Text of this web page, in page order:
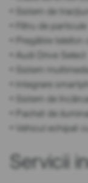
• Sistem de
• Filtru de particule
• Pregătire
• Audi Drive Select
• Sistem
• Integrare
• Sistem de
• Pachet de
• Vehicul echipat
Servicii